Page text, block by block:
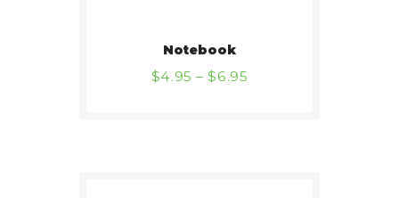
Notebook
$4 95 –$6 95